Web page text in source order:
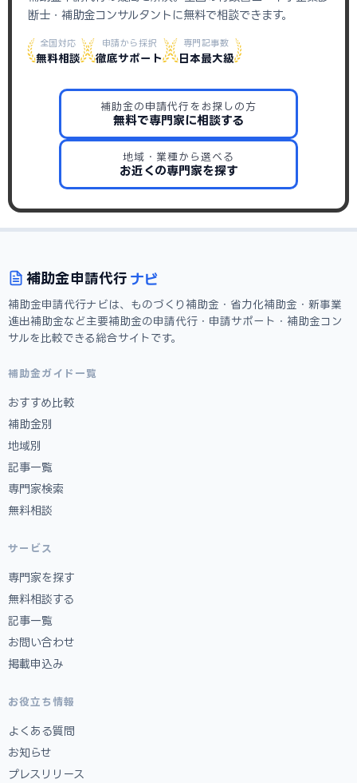
断士・補助金コンサルタントに無料で相談できます。
全国対応
無料相談
申請から採択
徹底サポート
専門記事数
日本最大級
補助金の申請代行をお探しの方
無料で専門家に相談する
地域・業種から選べる
お近くの専門家を探す
補助金申請代行 ナビ
補助金申請代行ナビは、ものづくり補助金・省力化補助金・新事業
進出補助金など主要補助金の申請代行・申請サポート・補助金コン
サルを比較できる総合サイトです。
補助金ガイド一覧
おすすめ比較
補助金別
地域別
記事一覧
専門家検索
無料相談
サービス
専門家を探す
無料相談する
記事一覧
お問い合わせ
掲載申込み
お役立ち情報
よくある質問
お知らせ
プレスリリース